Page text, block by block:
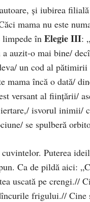
şi iubirea
mama nu este
în Elegie III:
auzit-o mai bine/
un cod al pătimirii
mama încă o dată/
versant al fiinţării/
isvorul inimii/
se spulberă
Puterea
Ca de pildă aici:
uscată pe crengi.//
frigului.//